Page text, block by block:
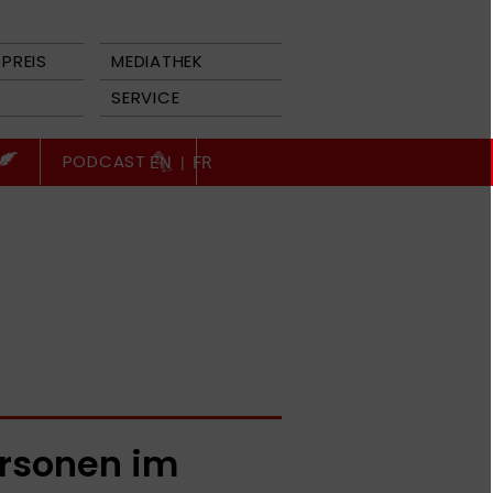
MEDIATHEK
SERVICE
PODCAST EN | FR
im